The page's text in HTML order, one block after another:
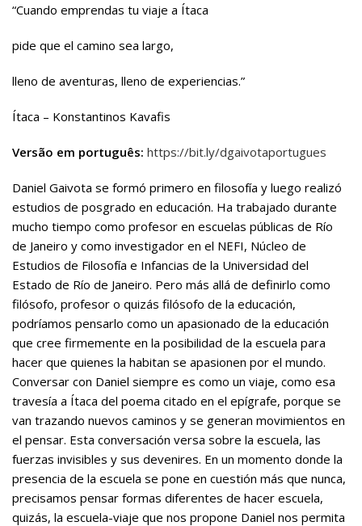
“Cuando emprendas tu viaje a Ítaca
pide que el camino sea largo,
lleno de aventuras, lleno de experiencias.”
Ítaca – Konstantinos Kavafis
Versão em português: https://bit.ly/dgaivotaportugues
Daniel Gaivota se formó primero en filosofía y luego realizó
estudios de posgrado en educación. Ha trabajado durante
mucho tiempo como profesor en escuelas públicas de Río
de Janeiro y como investigador en el NEFI, Núcleo de
Estudios de Filosofía e Infancias de la Universidad del
Estado de Río de Janeiro. Pero más allá de definirlo como
filósofo, profesor o quizás filósofo de la educación,
podríamos pensarlo como un apasionado de la educación
que cree firmemente en la posibilidad de la escuela para
hacer que quienes la habitan se apasionen por el mundo.
Conversar con Daniel siempre es como un viaje, como esa
travesía a Ítaca del poema citado en el epígrafe, porque se
van trazando nuevos caminos y se generan movimientos en
el pensar. Esta conversación versa sobre la escuela, las
fuerzas invisibles y sus devenires. En un momento donde la
presencia de la escuela se pone en cuestión más que nunca,
precisamos pensar formas diferentes de hacer escuela,
quizás, la escuela-viaje que nos propone Daniel nos permita